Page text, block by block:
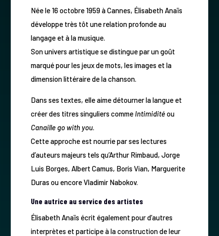
Née le 16 octobre 1959 à Cannes, Élisabeth Anaïs
développe très tôt une relation profonde au
langage et à la musique.
Son univers artistique se distingue par un goût
marqué pour les jeux de mots, les images et la
dimension littéraire de la chanson.
Dans ses textes, elle aime détourner la langue et
créer des titres singuliers comme Intimiditéou
Canaille go with you.
Cette approche est nourrie par ses lectures
d’auteurs majeurs tels qu’Arthur Rimbaud, Jorge
Luis Borges, Albert Camus, Boris Vian, Marguerite
Duras ou encore Vladimir Nabokov.
Une autrice au service des artistes
Élisabeth Anaïs écrit également pour d’autres
interprètes et participe à la construction de leur